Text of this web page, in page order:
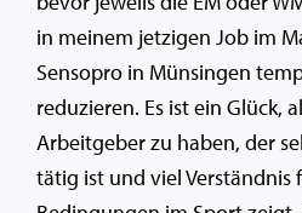
in meinem jetzigen Job im
Sensopro in Münsingen
reduzieren. Es ist ein Glück,
Arbeitgeber zu haben, der
tätig ist und viel Verständnis